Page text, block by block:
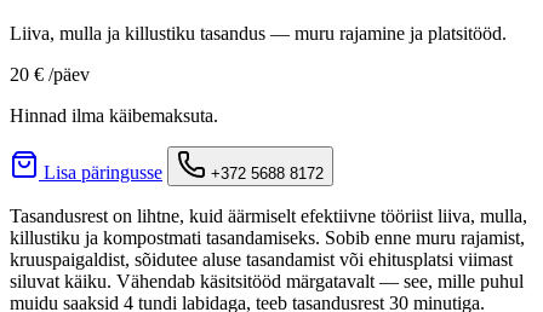
Liiva, mulla ja killustiku tasandus — muru rajamine ja platsitööd.
20 € /päev
Hinnad ilma käibemaksuta.
Lisa päringusse +372 5688 8172
Tasandusrest on lihtne, kuid äärmiselt efektiivne tööriist liiva, mulla,
killustiku ja kompostmati tasandamiseks. Sobib enne muru rajamist,
kruuspaigaldist, sõidutee aluse tasandamist või ehitusplatsi viimast
siluvat käiku. Vähendab käsitsitööd märgatavalt — see, mille puhul
muidu saaksid 4 tundi labidaga, teeb tasandusrest 30 minutiga.